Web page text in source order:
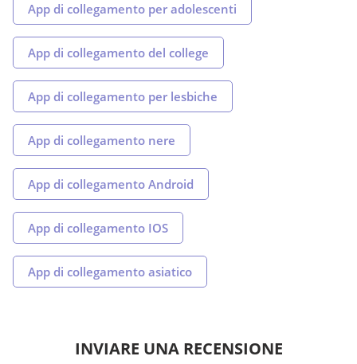
App di collegamento per adolescenti
App di collegamento del college
App di collegamento per lesbiche
App di collegamento nere
App di collegamento Android
App di collegamento IOS
App di collegamento asiatico
INVIARE UNA RECENSIONE